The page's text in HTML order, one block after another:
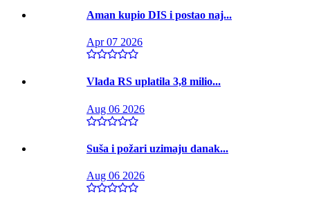
Aman kupio DIS i postao naj...
Apr 07 2026
Vlada RS uplatila 3,8 milio...
Aug 06 2026
Suša i požari uzimaju danak...
Aug 06 2026